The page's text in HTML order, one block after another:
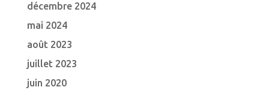
décembre 2024
mai 2024
août 2023
juillet 2023
juin 2020